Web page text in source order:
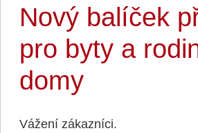
Nový balíček
pro byty a
domy
Vážení zákazníci.